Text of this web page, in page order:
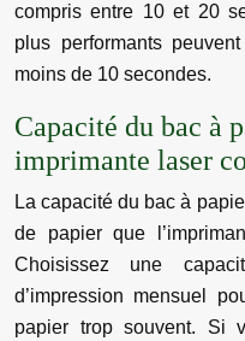
compris entre 10 et 20
plus performants
moins de 10 secondes.
Capacité du bac à
imprimante laser
La capacité du bac à
de papier que
Choisissez une
d’impression mensuel
papier trop souvent. Si